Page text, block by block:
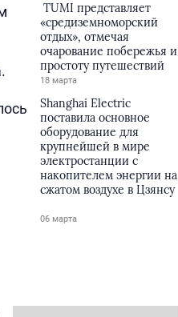
TUMI представляет
«средиземноморский
отдых», отмечая
очарование побережья и
простоту путешествий
18 марта
Shanghai Electric
поставила основное
оборудование для
крупнейшей в мире
электростанции с
накопителем энергии на
сжатом воздухе в Цзянсу
06 марта